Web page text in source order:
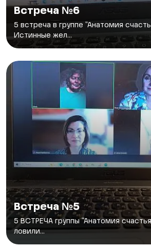
Встреча №6
5 встреча в группе "Анатомия
Истинные жел...
Встреча №5
5 ВСТРЕЧА группы "Анатомия
ловили...